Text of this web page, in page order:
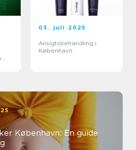
03. juli 2025
Ansigtsbehandling i
København
København: En guide